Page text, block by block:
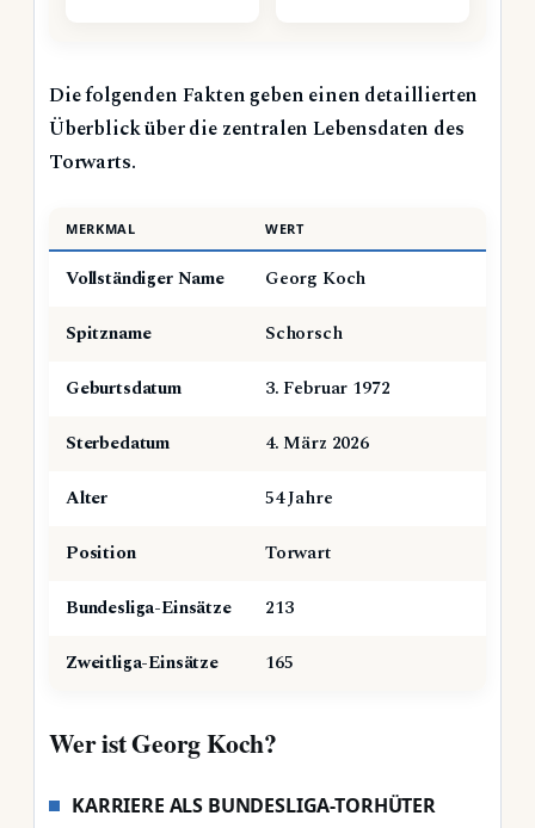
Die folgenden Fakten geben einen detaillierten
Überblick über die zentralen Lebensdaten des
Torwarts.
MERKMAL WERT
Vollständiger Name
Georg Koch
Spitzname
Schorsch
Geburtsdatum
3. Februar 1972
Sterbedatum
4. März 2026
Alter
54 Jahre
Position
Torwart
Bundesliga-Einsätze
213
Zweitliga-Einsätze
165
Wer ist Georg Koch?
KARRIERE ALS BUNDESLIGA-TORHÜTER